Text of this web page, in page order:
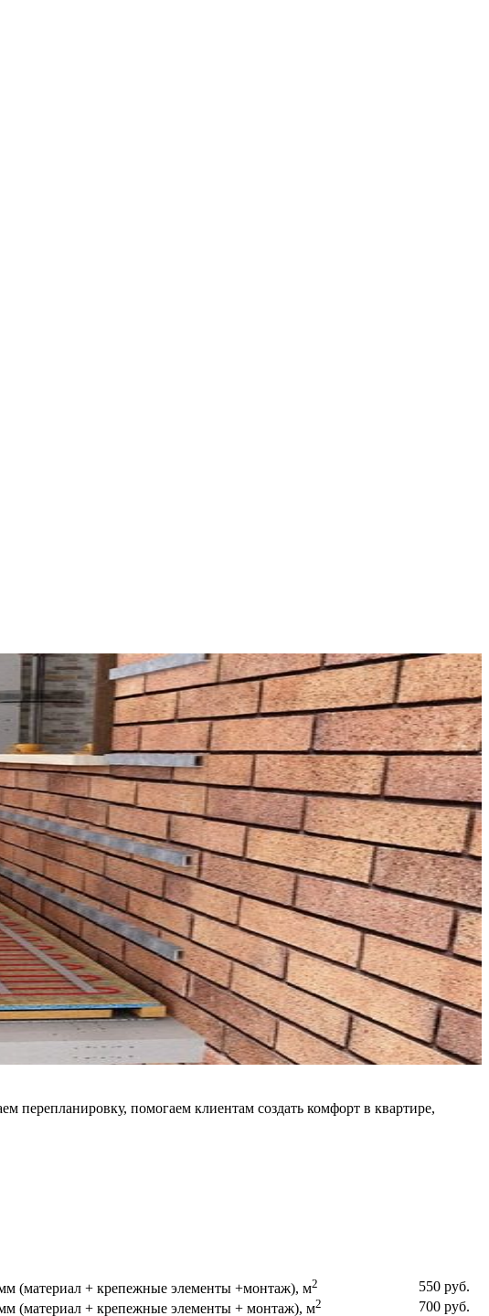
перепланировку, помогаем клиентам создать комфорт в квартире,
(материал + крепежные элементы +монтаж), м2
550 руб.
(материал + крепежные элементы + монтаж), м2 700 руб.